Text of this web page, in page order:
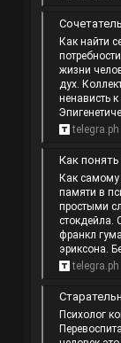
Сочетательный
Как найти
жизни
дух.
ненависть
telegra.ph
Как понять женскую
Как самому
памяти в
простыми
стокдейла.
франкл
эриксона.
telegra.ph
Старательность это.
Психолог